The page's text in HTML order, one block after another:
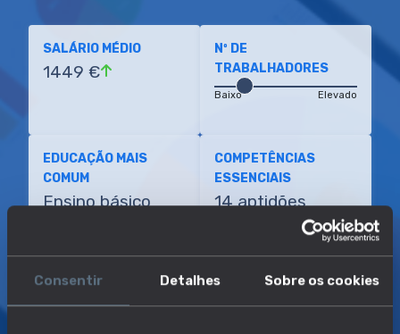
Consentir Detalhes Sobre os cookies
SALÁRIO MÉDIO
1449 €
Nº DE
TRABALHADORES
Baixo Elevado
EDUCAÇÃO MAIS
COMUM
Ensino básico
COMPETÊNCIAS
ESSENCIAIS
14 aptidões
conhecimento
TRANSIÇÃO MAIS DIRETA